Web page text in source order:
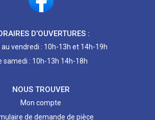
D’OUVERTURES :
au vendredi : 10h-13h et 14h-19h
samedi : 10h-13h 14h-18h
NOUS TROUVER
Mon compte
de demande de pièce